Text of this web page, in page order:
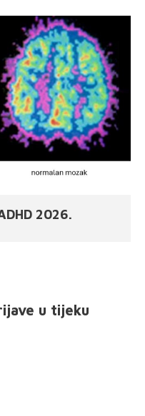
2026.
u tijeku